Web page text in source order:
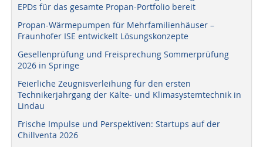
EPDs für das gesamte Propan-Portfolio bereit
Propan-Wärmepumpen für Mehrfamilienhäuser –
Fraunhofer ISE entwickelt Lösungskonzepte
Gesellenprüfung und Freisprechung Sommerprüfung
2026 in Springe
Feierliche Zeugnisverleihung für den ersten
Technikerjahrgang der Kälte- und Klimasystemtechnik in
Lindau
Frische Impulse und Perspektiven: Startups auf der
Chillventa 2026